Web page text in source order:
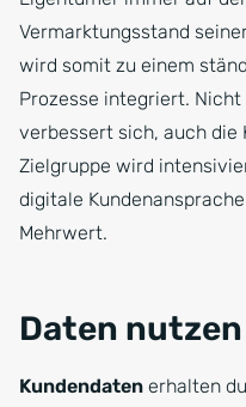
Vermarktungsstand
wird somit zu einem
Prozesse integriert. Nicht
verbessert sich, auch die
Zielgruppe wird
digitale
Mehrwert.
Daten
Kundendaten erhalten